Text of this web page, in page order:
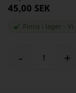
45,00 SEK
Finns i lager Vi
- +